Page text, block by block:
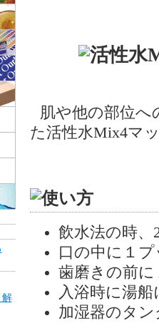
肌や他の部位
た活性水Mix4マ
飲水法の時
口の中に１
歯磨きの前
入浴時に湯
加湿器のタ